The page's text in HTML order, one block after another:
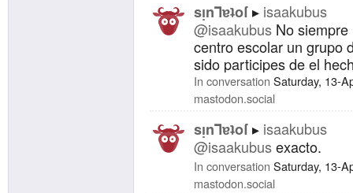
sᴉnꓶɐʇoſ
isaakubus
@isaakubus No
centro escolar un grupo
sido participes de el
In conversation Saturday, 13-
mastodon.social
sᴉnꓶɐʇoſ
isaakubus
@isaakubusexacto.
In conversation Saturday, 13-
mastodon.social